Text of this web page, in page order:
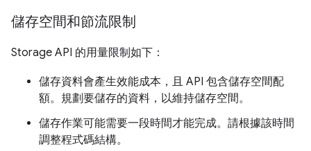
儲存空間和節流限制
Storage API 的用量限制如下：
儲存資料會產生效能成本，且 API 包含儲存空間配
額。規劃要儲存的資料，以維持儲存空間。
儲存作業可能需要一段時間才能完成。請根據該時間
調整程式碼結構。